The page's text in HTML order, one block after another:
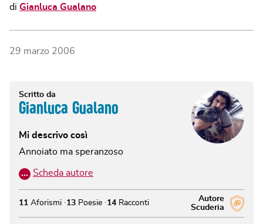
di Gianluca Gualano
29 marzo 2006
Scritto da
Gianluca Gualano
Mi descrivo così
Annoiato ma speranzoso
… Scheda autore
Autore
Scuderia
11 Aforismi 13 Poesie 14 Racconti